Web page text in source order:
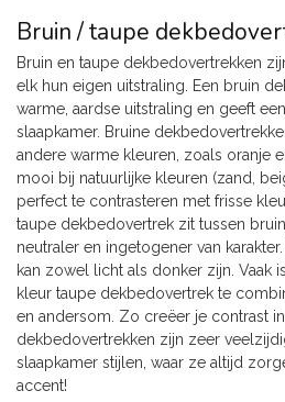
Bruin / taupe
Bruin en taupe dekbedovertrekken
elk hun eigen uitstraling. Een bruin
warme, aardse uitstraling en geeft
slaapkamer. Bruine
andere warme kleuren, zoals oranje
mooi bij natuurlijke kleuren (zand,
perfect te contrasteren met frisse
taupe dekbedovertrek zit tussen
neutraler en ingetogener van
kan zowel licht als donker zijn. Vaak
kleur taupe dekbedovertrek te
en andersom. Zo creëer je contrast
dekbedovertrekken zijn zeer
slaapkamer stijlen, waar ze altijd
accent!